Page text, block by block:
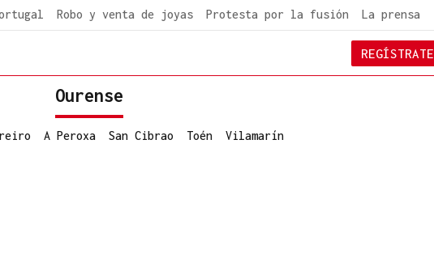
Robo y venta de joyas Protesta por la fusión La prensa
REGÍSTRATE
Ourense
A Peroxa San Cibrao Toén Vilamarín